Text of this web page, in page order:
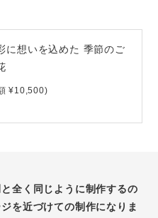
に想いを込めた 季節のご
¥10,500)
全く同じように制作するの
を近づけての制作になりま